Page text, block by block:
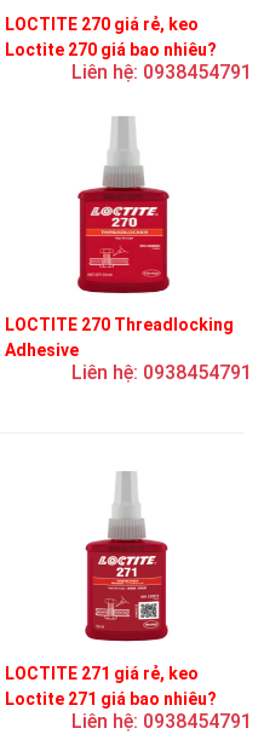
LOCTITE 270 giá rẻ, keo
Loctite 270 giá bao nhiêu?
Liên hệ: 0938454791
LOCTITE 270 Threadlocking
Adhesive
Liên hệ: 0938454791
LOCTITE 271 giá rẻ, keo
Loctite 271 giá bao nhiêu?
Liên hệ: 0938454791